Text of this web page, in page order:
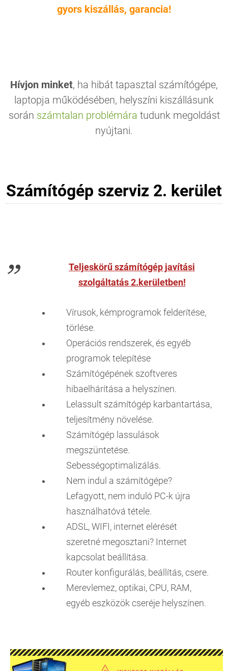
gyors kiszállás, garancia!
Hívjon minket, ha hibát tapasztal számítógépe,
laptopja működésében, helyszíni kiszállásunk
során számtalan problémára tudunk megoldást
nyújtani.
Számítógép szerviz 2. kerület
Teljeskörű számítógép javítási
szolgáltatás 2.kerületben!
Vírusok, kémprogramok felderítése,
törlése.
Operációs rendszerek, és egyéb
programok telepítése
Számítógépének szoftveres
hibaelhárítása a helyszínen.
Lelassult számítógép karbantartása,
teljesítmény növelése.
Számítógép lassulások
megszüntetése.
Sebességoptimalizálás.
Nem indul a számítógépe?
Lefagyott, nem induló PC-k újra
használhatóvá tétele.
ADSL, WIFI, internet elérését
szeretné megosztani? Internet
kapcsolat beállítása.
Router konfigurálás, beállítás, csere.
Merevlemez, optikai, CPU, RAM,
egyéb eszközök cseréje helyszínen.